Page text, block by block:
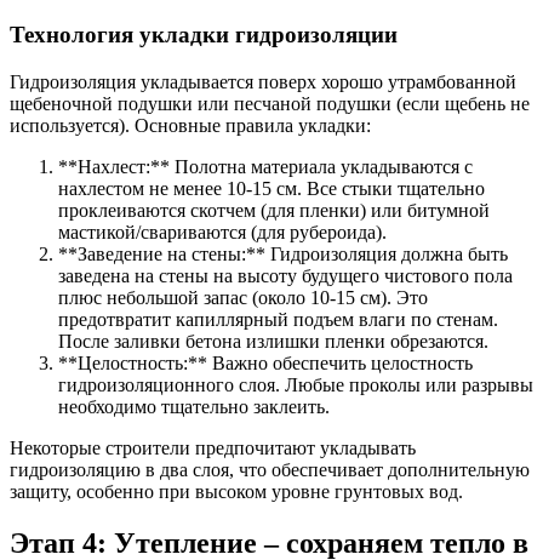
Технология укладки гидроизоляции
Гидроизоляция укладывается поверх хорошо утрамбованной
щебеночной подушки или песчаной подушки (если щебень не
используется). Основные правила укладки:
**Нахлест:** Полотна материала укладываются с
нахлестом не менее 10-15 см. Все стыки тщательно
проклеиваются скотчем (для пленки) или битумной
мастикой/свариваются (для рубероида).
**Заведение на стены:** Гидроизоляция должна быть
заведена на стены на высоту будущего чистового пола
плюс небольшой запас (около 10-15 см). Это
предотвратит капиллярный подъем влаги по стенам.
После заливки бетона излишки пленки обрезаются.
**Целостность:** Важно обеспечить целостность
гидроизоляционного слоя. Любые проколы или разрывы
необходимо тщательно заклеить.
Некоторые строители предпочитают укладывать
гидроизоляцию в два слоя, что обеспечивает дополнительную
защиту, особенно при высоком уровне грунтовых вод.
Этап 4: Утепление – сохраняем тепло в